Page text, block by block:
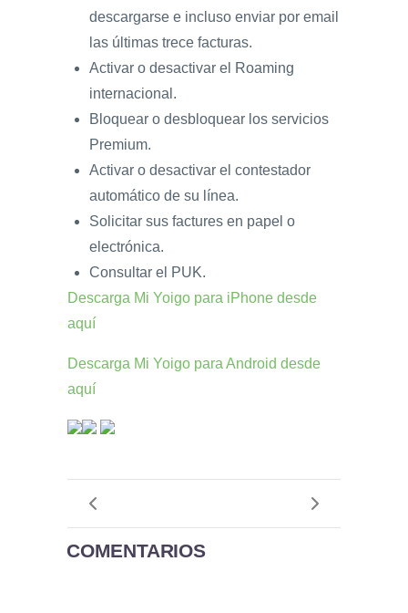
descargarse e incluso enviar por email
las últimas trece facturas.
Activar o desactivar el Roaming
internacional.
Bloquear o desbloquear los servicios
Premium.
Activar o desactivar el contestador
automático de su línea.
Solicitar sus factures en papel o
electrónica.
Consultar el PUK.
Descarga Mi Yoigo para iPhone desde
aquí
Descarga Mi Yoigo para Android desde
aquí
COMENTARIOS